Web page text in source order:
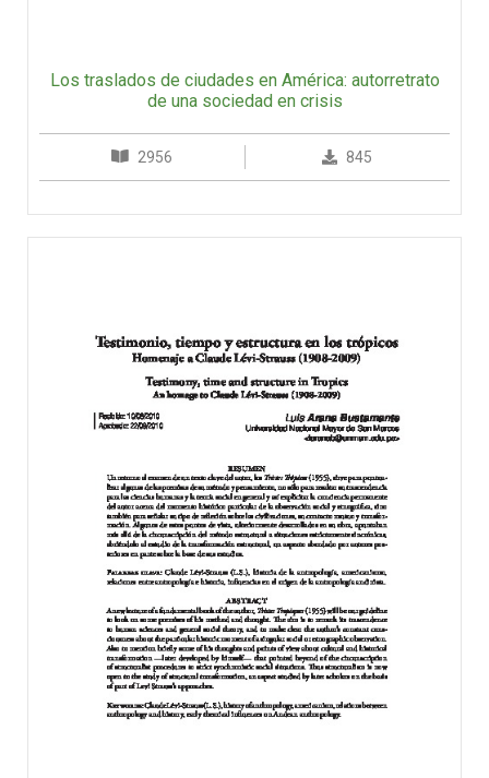
Los traslados de ciudades en América: autorretrato
de una sociedad en crisis
2956 845